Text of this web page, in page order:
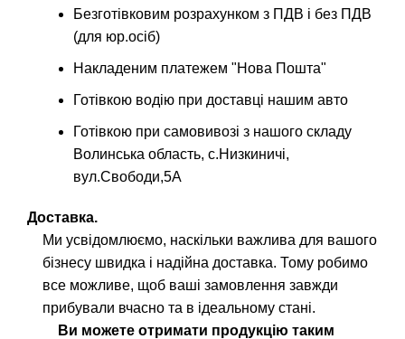
Безготівковим розрахунком з ПДВ і без ПДВ
(для юр.осіб)
Накладеним платежем "Нова Пошта"
Готівкою водію при доставці нашим авто
Готівкою при самовивозі з нашого складу
Волинська область, с.Низкиничі,
вул.Свободи,5А
Доставка.
Ми усвідомлюємо, наскільки важлива для вашого
бізнесу швидка і надійна доставка. Тому робимо
все можливе, щоб ваші замовлення завжди
прибували вчасно та в ідеальному стані.
Ви можете отримати продукцію таким